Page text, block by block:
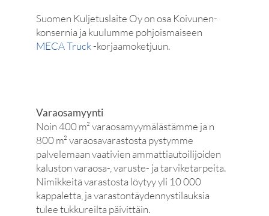
Suomen Kuljetuslaite Oy on osa Koivunen-
konsernia ja kuulumme pohjoismaiseen
MECA Truck-korjaamoketjuun.
Varaosamyynti
Noin 400 m² varaosamyymälästämme ja n
800 m² varaosavarastosta pystymme
palvelemaan vaativien ammattiautoilijoiden
kaluston varaosa-, varuste- ja tarviketarpeita.
Nimikkeitä varastosta löytyy yli 10 000
kappaletta, ja varastontäydennystilauksia
tulee tukkureilta päivittäin.